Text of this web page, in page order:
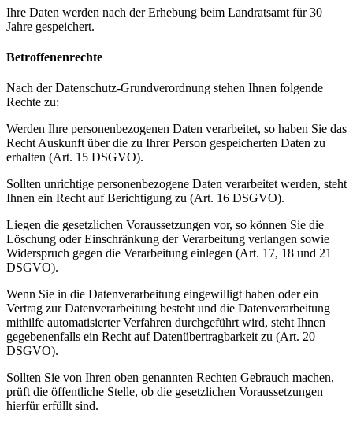
Ihre Daten werden nach der Erhebung beim Landratsamt für 30
Jahre gespeichert.
Betroffenenrechte
Nach der Datenschutz-Grundverordnung stehen Ihnen folgende
Rechte zu:
Werden Ihre personenbezogenen Daten verarbeitet, so haben Sie das
Recht Auskunft über die zu Ihrer Person gespeicherten Daten zu
erhalten (Art. 15 DSGVO).
Sollten unrichtige personenbezogene Daten verarbeitet werden, steht
Ihnen ein Recht auf Berichtigung zu (Art. 16 DSGVO).
Liegen die gesetzlichen Voraussetzungen vor, so können Sie die
Löschung oder Einschränkung der Verarbeitung verlangen sowie
Widerspruch gegen die Verarbeitung einlegen (Art. 17, 18 und 21
DSGVO).
Wenn Sie in die Datenverarbeitung eingewilligt haben oder ein
Vertrag zur Datenverarbeitung besteht und die Datenverarbeitung
mithilfe automatisierter Verfahren durchgeführt wird, steht Ihnen
gegebenenfalls ein Recht auf Datenübertragbarkeit zu (Art. 20
DSGVO).
Sollten Sie von Ihren oben genannten Rechten Gebrauch machen,
prüft die öffentliche Stelle, ob die gesetzlichen Voraussetzungen
hierfür erfüllt sind.